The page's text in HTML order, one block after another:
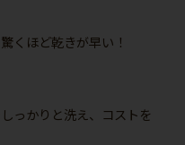
くほど乾きが早い！
っかりと洗え、コストを